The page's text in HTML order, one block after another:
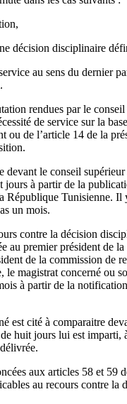
décision disciplinaire
au sens du dernier
rendues par le
de service sur la
ou de l’article 14 de la
devant le conseil
jours à partir de la
République Tunisienne. Il
un mois.
contre la décision
au premier président de
de la commission de
le magistrat concerné ou
à partir de la
est cité à comparaitre
huit jours lui est imparti,
aux articles 58 et 59
au recours contre la